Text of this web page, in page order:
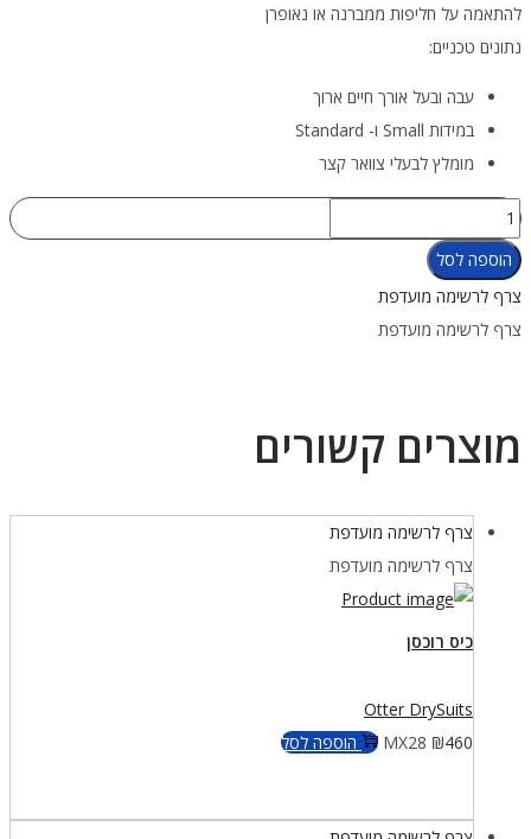
להתאמה על חליפות ממברנה או נאופרן
נתונים טכניים:
עבה ובעל אורך חיים ארוך
במידות Small ו- Standard
מומלץ לבעלי צוואר קצר
כמות
של
אטם
לטקס
בקבוק
הוספה לסל
צרף לרשימה מועדפת
צרף לרשימה מועדפת
מוצרים קשורים
צרף לרשימה מועדפת
צרף לרשימה מועדפת
כיס רוכסן
Otter DrySuits
MX28 ₪460 הוספה לסל